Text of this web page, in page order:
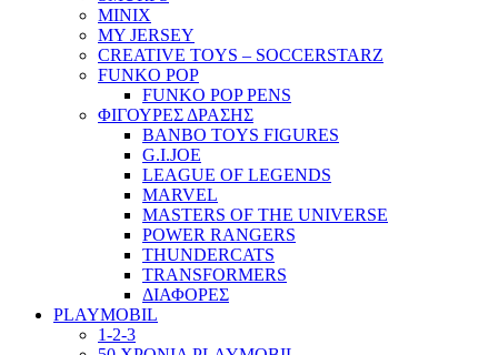
MINIX
MY JERSEY
CREATIVE TOYS – SOCCERSTARZ
FUNKO POP
FUNKO POP PENS
ΦΙΓΟΥΡΕΣ ΔΡΑΣΗΣ
BANBO TOYS FIGURES
G.I.JOE
LEAGUE OF LEGENDS
MARVEL
MASTERS OF THE UNIVERSE
POWER RANGERS
THUNDERCATS
TRANSFORMERS
ΔΙΑΦΟΡΕΣ
PLAYMOBIL
1-2-3